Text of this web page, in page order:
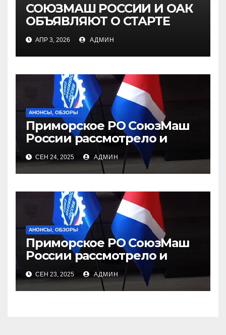
СОЮЗМАШ РОССИИ И ОАК
ОБЪЯВЛЯЮТ О СТАРТЕ
ЕЖЕГОДНОГО КОНКУРСА
НА СОИСКАНИЕ ПРЕМИИ
ИМЕНИ А.Ф. МОЖАЙСКОГО
АПР 3, 2026 АДМИН
АНОНСЫ, ОБЗОРЫ
Приморское РО СоюзМаш
России рассмотрело и
согласовало в рамках КПТК
проект приказа
государственной
ветеринарной инспекции
Приморского края
СЕН 24, 2025 АДМИН
АНОНСЫ, ОБЗОРЫ
Приморское РО СоюзМаш
России рассмотрело и
согласовало в рамках КПТК
проект приказа с
министерством
СЕН 23, 2025 АДМИН